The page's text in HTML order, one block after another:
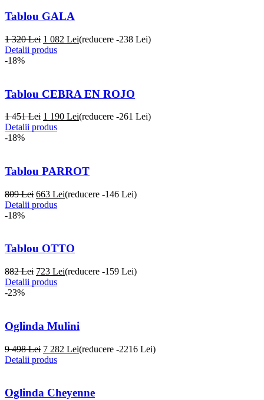
Tablou GALA
1 320 Lei 1 082 Lei(reducere -238 Lei)
Detalii produs
-18%
Tablou CEBRA EN ROJO
1 451 Lei 1 190 Lei(reducere -261 Lei)
Detalii produs
-18%
Tablou PARROT
809 Lei 663 Lei(reducere -146 Lei)
Detalii produs
-18%
Tablou OTTO
882 Lei 723 Lei(reducere -159 Lei)
Detalii produs
-23%
Oglinda Mulini
9 498 Lei 7 282 Lei(reducere -2216 Lei)
Detalii produs
Oglinda Cheyenne